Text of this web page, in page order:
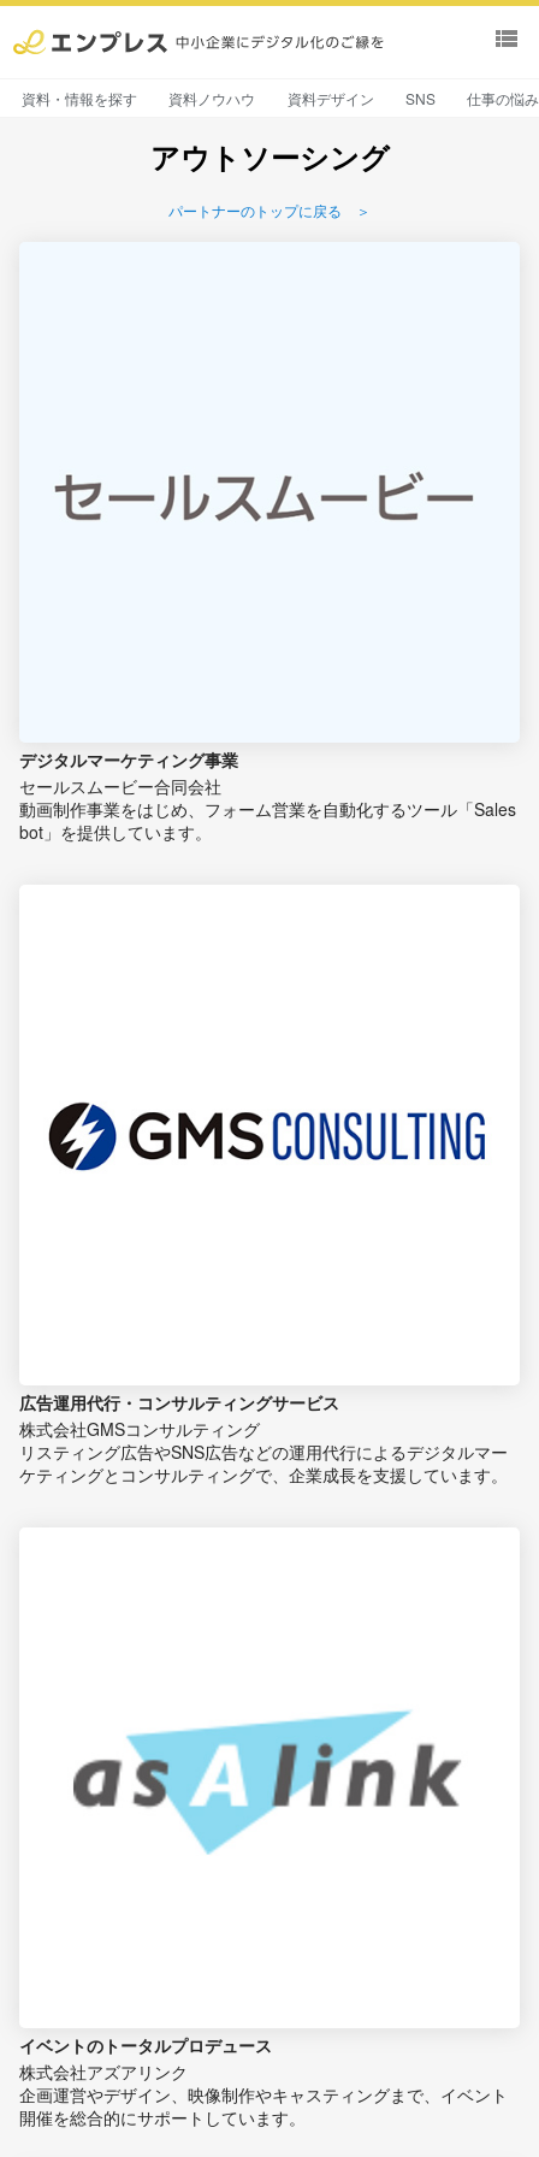
view_list
資料・情報を探す 資料ノウハウ 資料デザイン SNS 仕事の悩
アウトソーシング
パートナーのトップに戻る ＞
デジタルマーケティング事業
セールスムービー合同会社
動画制作事業をはじめ、フォーム営業を自動化するツール「Sales
bot」を提供しています。
広告運用代行・コンサルティングサービス
株式会社GMSコンサルティング
リスティング広告やSNS広告などの運用代行によるデジタルマー
ケティングとコンサルティングで、企業成長を支援しています。
イベントのトータルプロデュース
株式会社アズアリンク
企画運営やデザイン、映像制作やキャスティングまで、イベント
開催を総合的にサポートしています。